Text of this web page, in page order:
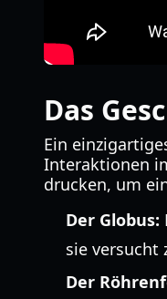
Das
Ein
Interaktionen
drucken, um
Der Globus:
sie versucht
Der